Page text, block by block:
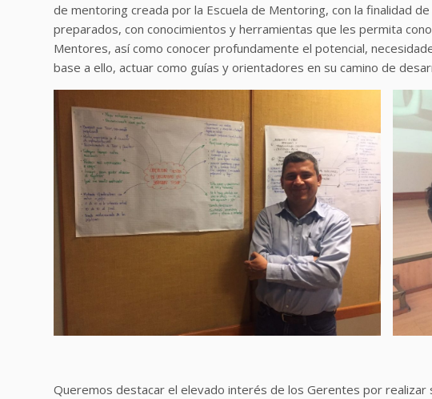
de mentoring creada por la Escuela de Mentoring, con la finalidad
preparados, con conocimientos y herramientas que les permita
Mentores, así como conocer profundamente el potencial,
base a ello, actuar como guías y orientadores en su camino de
Queremos destacar el elevado interés de los Gerentes por